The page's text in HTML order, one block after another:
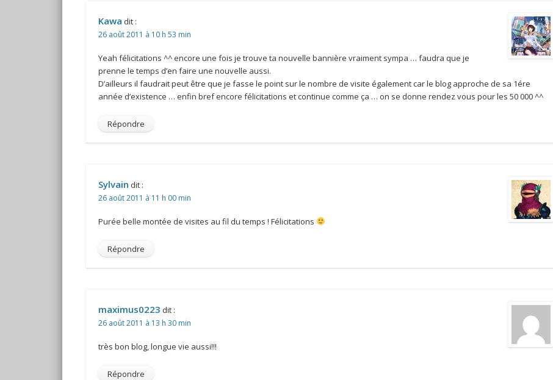
Kawa dit :
26 août 2011 à 10 h 53 min
Yeah félicitations ^^ encore une fois je trouve ta nouvelle bannière vraiment sympa … faudra que je
prenne le temps d’en faire une nouvelle aussi.
D’ailleurs il faudrait peut être que je fasse le point sur le nombre de visite également car le blog approche de sa 1ére
année d’existence … enfin bref encore félicitations et continue comme ça … on se donne rendez vous pour les 50 000 ^^
Répondre
Sylvain dit :
26 août 2011 à 11 h 00 min
Purée belle montée de visites au fil du temps ! Félicitations
Répondre
maximus0223 dit :
26 août 2011 à 13 h 30 min
très bon blog, longue vie aussi!!!
Répondre